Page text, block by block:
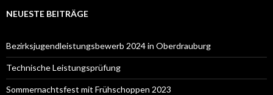
NEUESTE BEITRÄGE
Bezirksjugendleistungsbewerb 2024 in Oberdrauburg
Technische Leistungsprüfung
Sommernachtsfest mit Frühschoppen 2023